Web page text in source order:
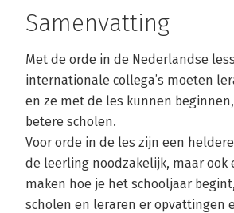
Samenvatting
Met de orde in de Nederlandse
internationale collega’s moeten
en ze met de les kunnen
betere scholen.
Voor orde in de les zijn een
de leerling noodzakelijk, maar
maken hoe je het schooljaar
scholen en leraren er opvattingen